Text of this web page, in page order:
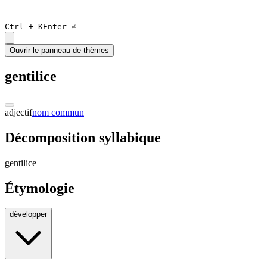
Ctrl + KEnter ⏎
Ouvrir le panneau de thèmes
gentilice
adjectifnom commun
Décomposition syllabique
gentilice
Étymologie
développer